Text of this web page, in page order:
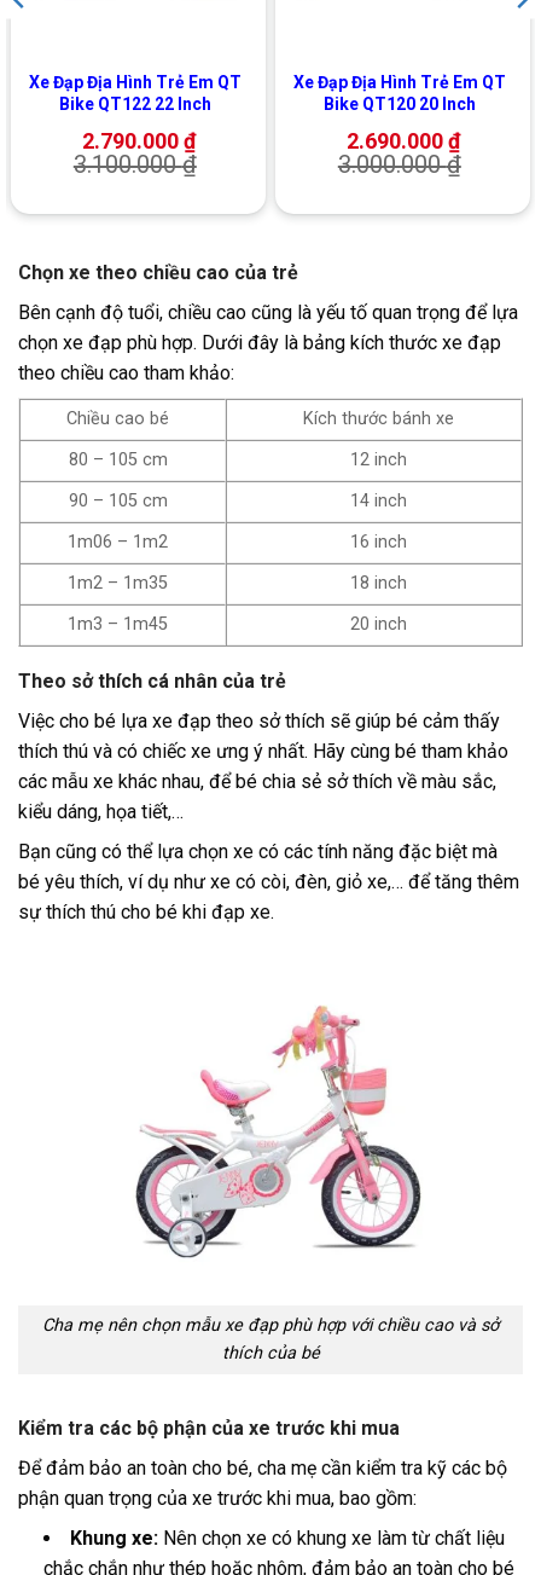
Xe Đạp Địa Hình Trẻ Em QT
Bike QT122 22 Inch
2.790.000₫
3.100.000₫
Xe Đạp Địa Hình Trẻ Em QT
Bike QT120 20 Inch
2.690.000₫
3.000.000₫
Chọn xe theo chiều cao của trẻ
Bên cạnh độ tuổi, chiều cao cũng là yếu tố quan trọng để lựa
chọn xe đạp phù hợp. Dưới đây là bảng kích thước xe đạp
theo chiều cao tham khảo:
Chiều cao bé
Kích thước bánh xe
80 – 105 cm
12 inch
90 – 105 cm
14 inch
1m06 – 1m2
16 inch
1m2 – 1m35
18 inch
1m3 – 1m45
20 inch
Theo sở thích cá nhân của trẻ
Việc cho bé lựa xe đạp theo sở thích sẽ giúp bé cảm thấy
thích thú và có chiếc xe ưng ý nhất. Hãy cùng bé tham khảo
các mẫu xe khác nhau, để bé chia sẻ sở thích về màu sắc,
kiểu dáng, họa tiết,…
Bạn cũng có thể lựa chọn xe có các tính năng đặc biệt mà
bé yêu thích, ví dụ như xe có còi, đèn, giỏ xe,… để tăng thêm
sự thích thú cho bé khi đạp xe.
Cha mẹ nên chọn mẫu xe đạp phù hợp với chiều cao và sở
thích của bé
Kiểm tra các bộ phận của xe trước khi mua
Để đảm bảo an toàn cho bé, cha mẹ cần kiểm tra kỹ các bộ
phận quan trọng của xe trước khi mua, bao gồm:
Khung xe:Nên chọn xe có khung xe làm từ chất liệu
chắc chắn như thép hoặc nhôm, đảm bảo an toàn cho bé